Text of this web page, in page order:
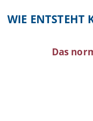
WIE ENTSTEHT
Das